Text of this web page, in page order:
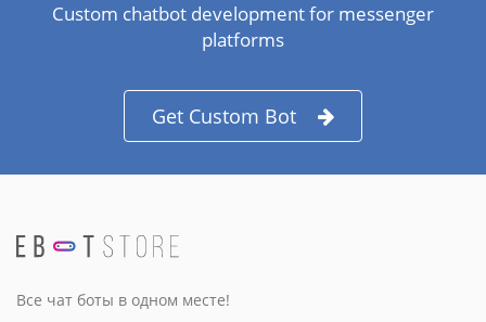
Custom chatbot development for messenger
platforms
Get Custom Bot
Все чат боты в одном месте!